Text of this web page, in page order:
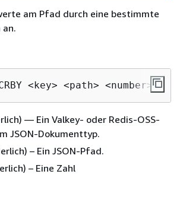
am Pfad durch eine bestimmte
<key> <path> <number>
— Ein Valkey- oder Redis-OSS-
JSON-Dokumenttyp.
– Ein JSON-Pfad.
– Eine Zahl